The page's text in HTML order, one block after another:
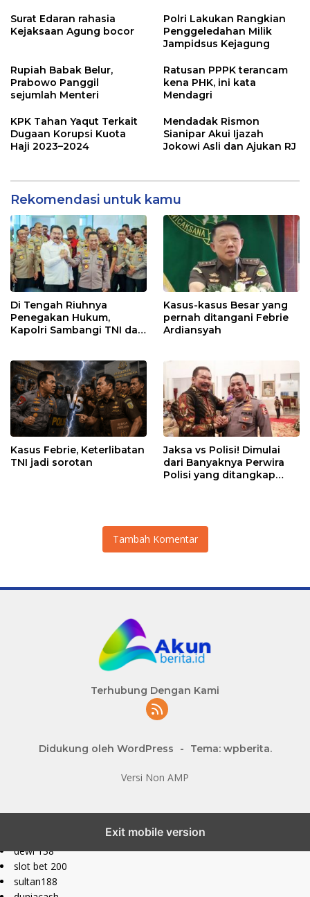
MBG?
Surat Edaran rahasia
Kejaksaan Agung bocor
Polri Lakukan Rangkian
Penggeledahan Milik
Jampidsus Kejagung
Rupiah Babak Belur,
Prabowo Panggil
sejumlah Menteri
Ratusan PPPK terancam
kena PHK, ini kata
Mendagri
KPK Tahan Yaqut Terkait
Dugaan Korupsi Kuota
Haji 2023–2024
Mendadak Rismon
Sianipar Akui Ijazah
Jokowi Asli dan Ajukan RJ
Rekomendasi untuk kamu
Di Tengah Riuhnya
Penegakan Hukum,
Kapolri Sambangi TNI dan
Kasus-kasus Besar yang
pernah ditangani Febrie
Ardiansyah
Kasus Febrie, Keterlibatan
TNI jadi sorotan
Jaksa vs Polisi! Dimulai
dari Banyaknya Perwira
Polisi yang ditangkap
Tambah Komentar
Terhubung Dengan Kami
Didukung oleh WordPress - Tema: wpberita.
Versi Non AMP
Exit mobile version
dewi 138
slot bet 200
sultan188